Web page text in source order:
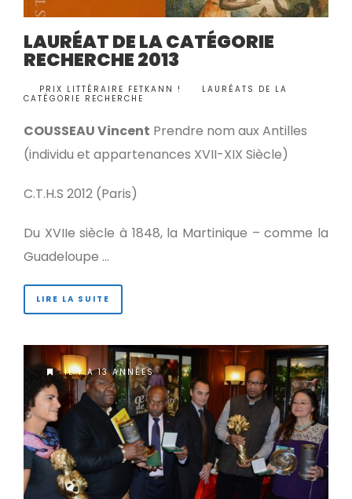
LAURÉAT DE LA CATÉGORIE
RECHERCHE 2013
PRIX LITTÉRAIRE FETKANN !
LAURÉATS DE LA
CATÉGORIE RECHERCHE
COUSSEAU Vincent Prendre nom aux Antilles
(individu et appartenances XVII-XIX Siècle)
C.T.H.S 2012 (Paris)
Du XVIIe siècle à 1848, la Martinique – comme la
Guadeloupe …
LIRE LA SUITE
IL Y A 13 ANNÉES